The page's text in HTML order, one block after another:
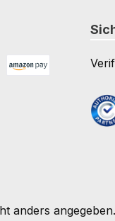
anders angegeben.